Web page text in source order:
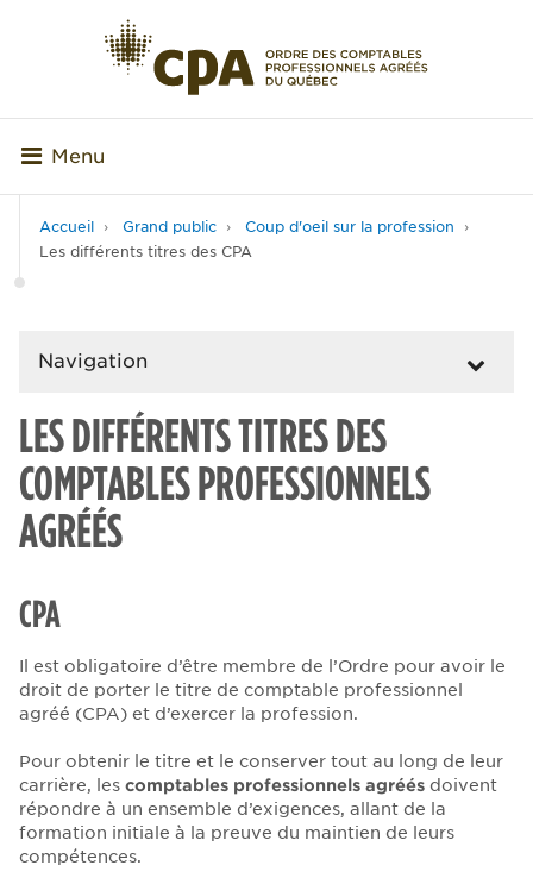
Menu
Accueil Grand public
Coup d'oeil sur la profession
Les différents titres des CPA
Navigation
LES DIFFÉRENTS TITRES DES
COMPTABLES PROFESSIONNELS
AGRÉÉS
CPA
Il est obligatoire d’être membre de l’Ordre pour avoir le
droit de porter le titre de comptable professionnel
agréé (CPA) et d’exercer la profession.
Pour obtenir le titre et le conserver tout au long de leur
carrière, les comptables professionnels agréés doivent
répondre à un ensemble d’exigences, allant de la
formation initiale à la preuve du maintien de leurs
compétences.